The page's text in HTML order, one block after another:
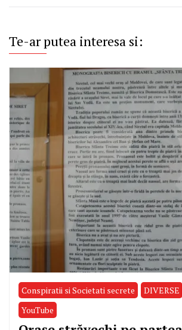
Te-ar putea interesa si:
Conspiratii si Societati secrete DIVERSE
YouTube